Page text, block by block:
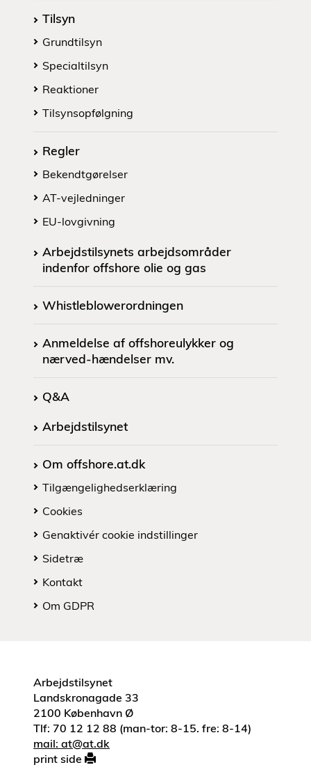
Tilsyn
Grundtilsyn
Specialtilsyn
Reaktioner
Tilsynsopfølgning
Regler
Bekendtgørelser
AT-vejledninger
EU-lovgivning
Arbejdstilsynets arbejdsområder
indenfor offshore olie og gas
Whistleblowerordningen
Anmeldelse af offshoreulykker og
nærved-hændelser mv.
Q&A
Arbejdstilsynet
Om offshore.at.dk
Tilgængelighedserklæring
Cookies
Genaktivér cookie indstillinger
Sidetræ
Kontakt
Om GDPR
Arbejdstilsynet
Landskronagade 33
2100 København Ø
Tlf: 70 12 12 88 (man-tor: 8-15. fre: 8-14)
mail: at@at.dk
print side